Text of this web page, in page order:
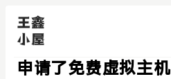
申请了免费虚拟主机